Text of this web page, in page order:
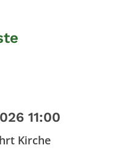
11:00
Kirche